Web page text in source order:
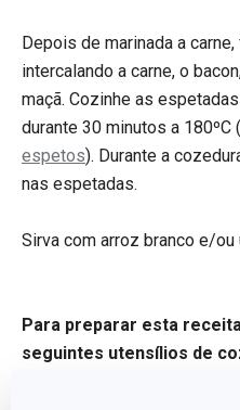
Depois de marinada a
intercalando a carne, o
maçã. Cozinhe as
durante 30 minutos a 180ºC
espetos). Durante a
nas espetadas.
Sirva com arroz branco e/ou
Para preparar esta
seguintes utensílios de